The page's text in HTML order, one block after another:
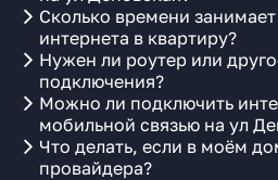
Сколько времени
интернета в квартиру?
Нужен ли роутер или
подключения?
Можно ли подключить
мобильной связью на ул
Что делать, если в моём
провайдера?